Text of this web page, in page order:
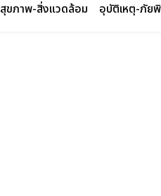
สุขภาพ-สิ่งแวดล้อม อุบัติเหตุ-ภัย